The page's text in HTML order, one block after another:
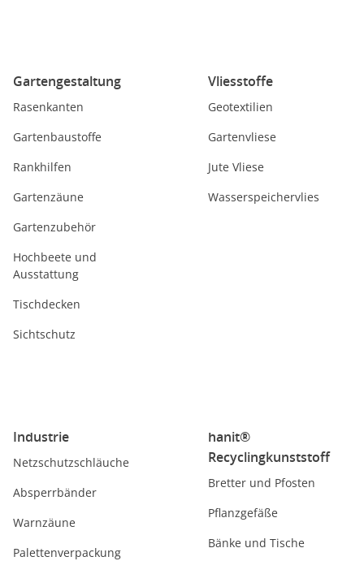
Gartengestaltung
Rasenkanten
Gartenbaustoffe
Rankhilfen
Gartenzäune
Gartenzubehör
Hochbeete und
Ausstattung
Tischdecken
Sichtschutz
Vliesstoffe
Geotextilien
Gartenvliese
Jute Vliese
Wasserspeichervlies
Industrie
Netzschutzschläuche
Absperrbänder
Warnzäune
Palettenverpackung
hanit®
Recyclingkunststoff
Bretter und Pfosten
Pflanzgefäße
Bänke und Tische